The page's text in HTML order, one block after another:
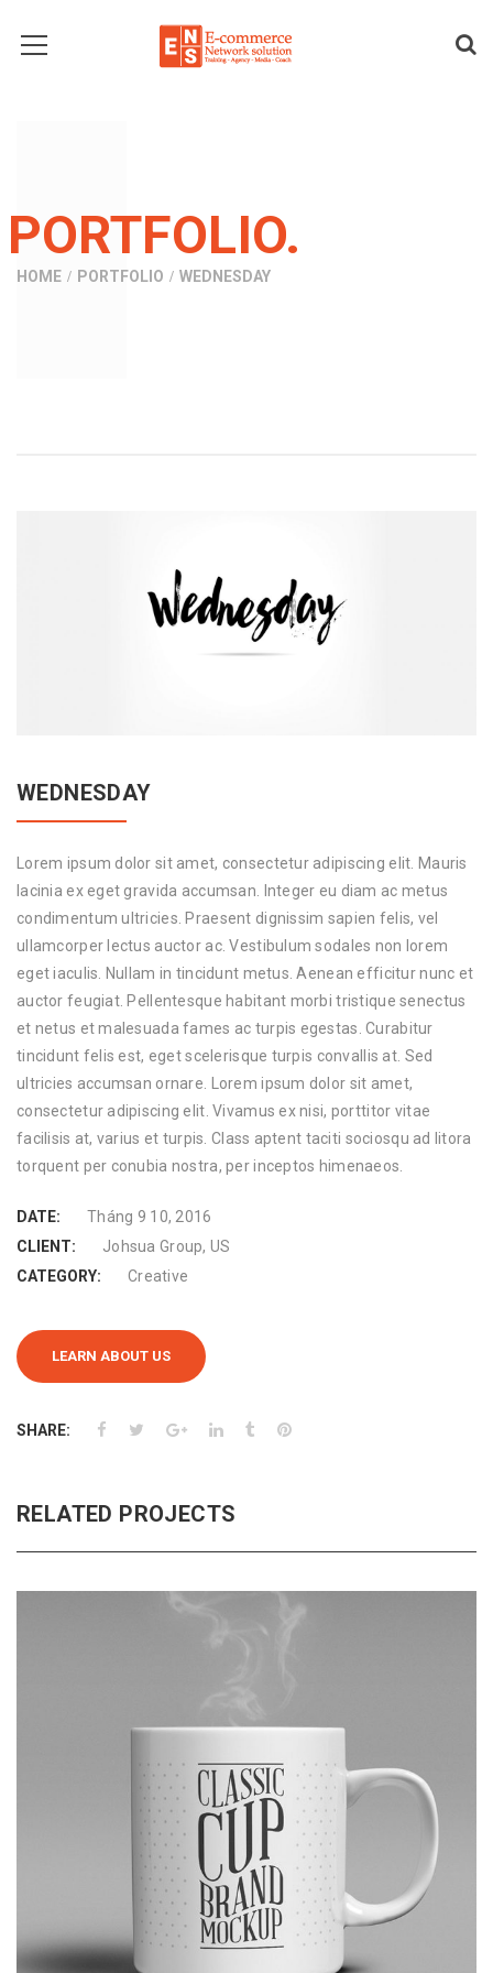
PORTFOLIO.
HOME PORTFOLIO WEDNESDAY
WEDNESDAY
Lorem ipsum dolor sit amet, consectetur adipiscing elit. Mauris
lacinia ex eget gravida accumsan. Integer eu diam ac metus
condimentum ultricies. Praesent dignissim sapien felis, vel
ullamcorper lectus auctor ac. Vestibulum sodales non lorem
eget iaculis. Nullam in tincidunt metus. Aenean efficitur nunc et
auctor feugiat. Pellentesque habitant morbi tristique senectus
et netus et malesuada fames ac turpis egestas. Curabitur
tincidunt felis est, eget scelerisque turpis convallis at. Sed
ultricies accumsan ornare. Lorem ipsum dolor sit amet,
consectetur adipiscing elit. Vivamus ex nisi, porttitor vitae
facilisis at, varius et turpis. Class aptent taciti sociosqu ad litora
torquent per conubia nostra, per inceptos himenaeos.
DATE:
Tháng 9 10, 2016
CLIENT:
Johsua Group, US
CATEGORY:
Creative
LEARN ABOUT US
SHARE:
RELATED PROJECTS